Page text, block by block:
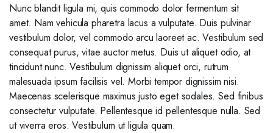
Nunc blandit ligula mi, quis commodo dolor fermentum sit
amet. Nam vehicula pharetra lacus a vulputate. Duis pulvinar
vestibulum dolor, vel commodo arcu laoreet ac. Vestibulum sed
consequat purus, vitae auctor metus. Duis ut aliquet odio, at
tincidunt nunc. Vestibulum dignissim aliquet orci, rutrum
malesuada ipsum facilisis vel. Morbi tempor dignissim nisi.
Maecenas scelerisque maximus justo eget sodales. Sed finibus
consectetur vulputate. Pellentesque id pellentesque nulla. Sed
ut viverra eros. Vestibulum ut ligula quam.